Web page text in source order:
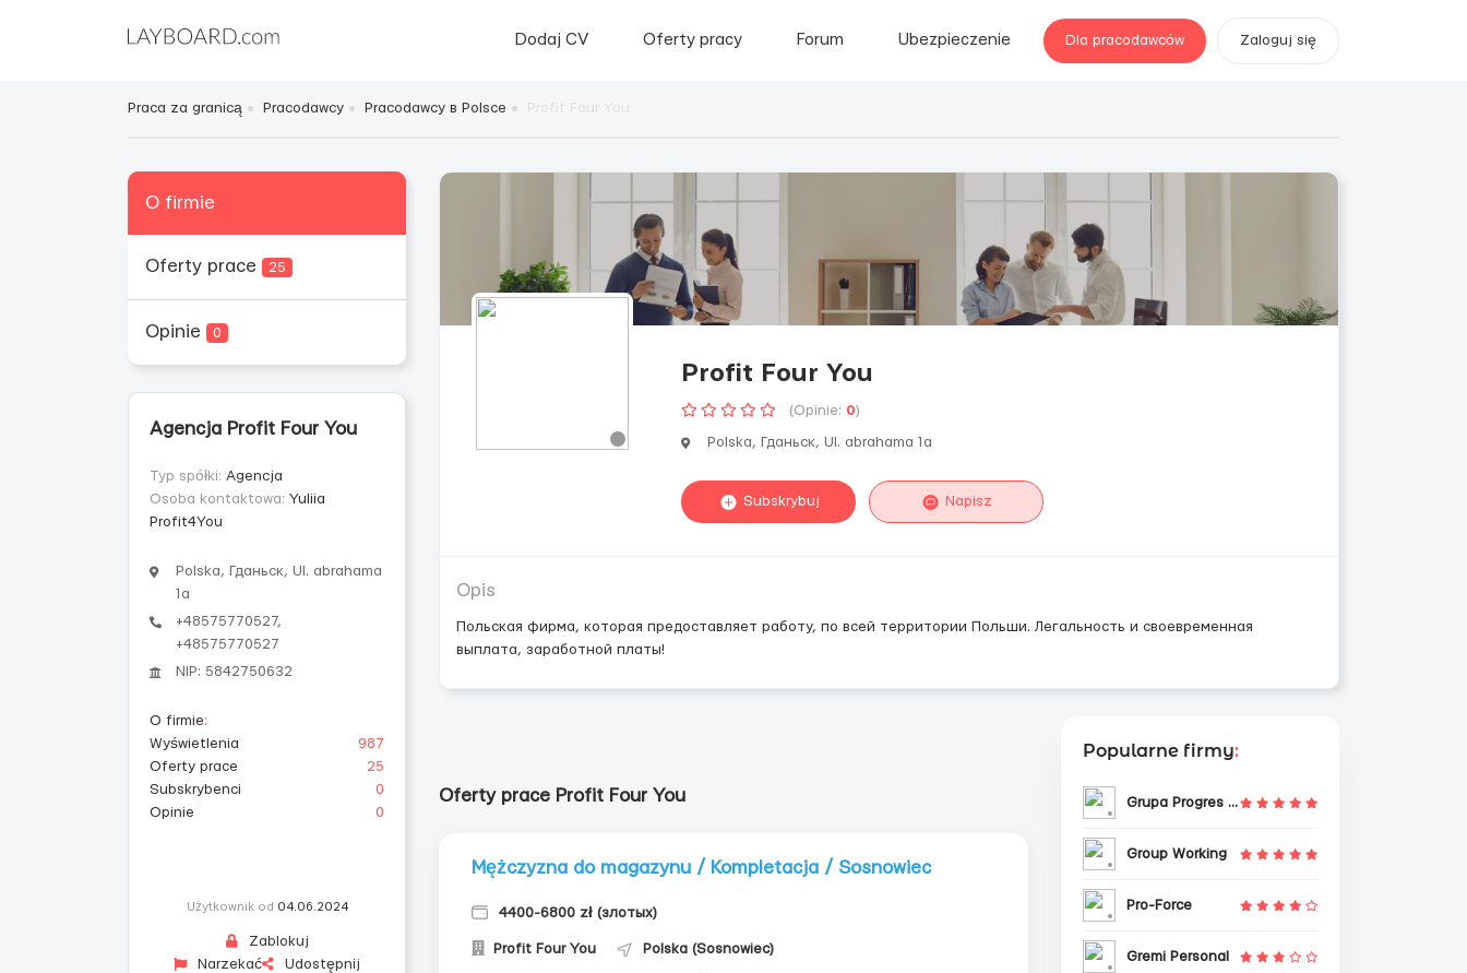
Dodaj CV Oferty pracy Forum Ubezpieczenie Dla pracodawców Zaloguj się
Praca za granicą Pracodawcy Pracodawcy в Polsce
O firmie
Oferty prace 25
Opinie 0
Agencja Profit Four You
Typ spółki: Agencja
Osoba kontaktowa: Yuliia
Profit4You
Polska, Гданьск, Ul. abrahama
1a
+48575770527,
+48575770527
NIP: 5842750632
O firmie:
Wyświetlenia
987
Oferty prace
25
Subskrybenci
0
Opinie
0
Użytkownik od 04.06.2024
Zablokuj
Narzekać
Udostępnij
Profit Four You
(Opinie: 0)
Polska, Гданьск, Ul. abrahama 1a
Subskrybuj Napisz
Opis
Польская фирма, которая предоставляет работу, по всей территории Польши. Легальность и своевременная
выплата, заработной платы!
Oferty prace Profit Four You
Mężczyzna do magazynu / Kompletacja / Sosnowiec
4400-6800 zł (злотых)
Profit Four You Polska (Sosnowiec)
Popularne firmy:
Grupa Progres Sp. z o.o.
Group Working
Pro-Force
Gremi Personal